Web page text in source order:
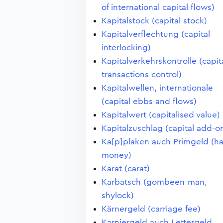
of international capital flows)
Kapitalstock (capital stock)
Kapitalverflechtung (capital
interlocking)
Kapitalverkehrskontrolle
transactions control)
Kapitalwellen, internationale
(capital ebbs and flows)
Kapitalwert (capitalised value)
Kapitalzuschlag (capital add-
Ka[p]plaken auch Primgeld
money)
Karat (carat)
Karbatsch (gombeen-man,
shylock)
Kärnergeld (carriage fee)